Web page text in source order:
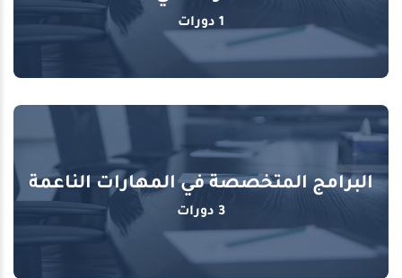
1 دورات
البرامج المتخصصة في المهارات الناعمة
3 دورات